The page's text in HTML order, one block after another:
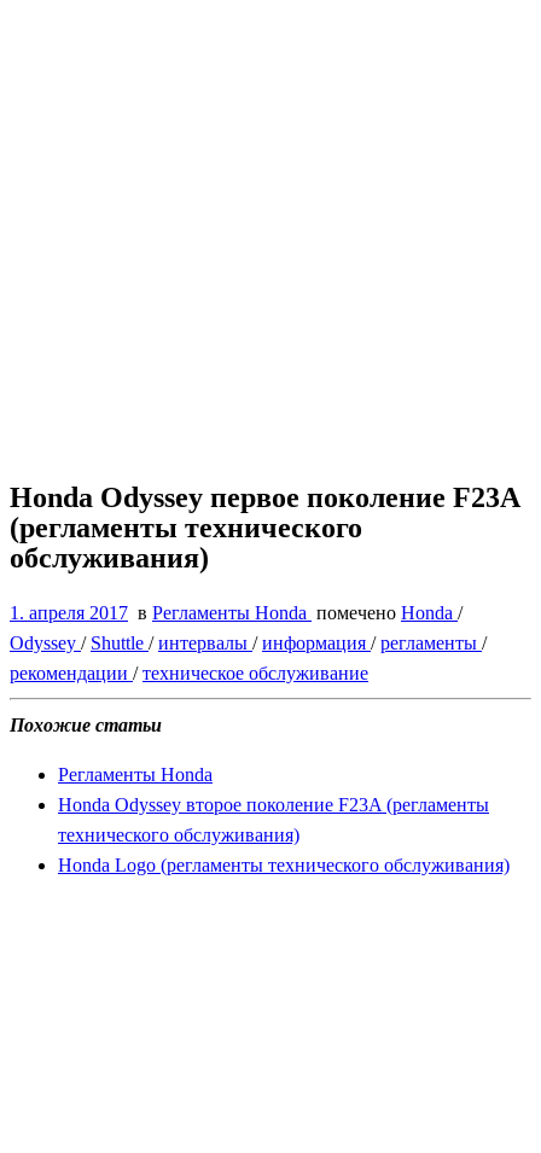
Honda Odyssey первое поколение F23A
(регламенты технического
обслуживания)
1. апреля 2017 в Регламенты Honda помечено Honda /
Odyssey / Shuttle /интервалы /информация /регламенты /
рекомендации /техническое обслуживание
Похожие статьи
Регламенты Honda
Honda Odyssey второе поколение F23A (регламенты
технического обслуживания)
Honda Logo (регламенты технического обслуживания)